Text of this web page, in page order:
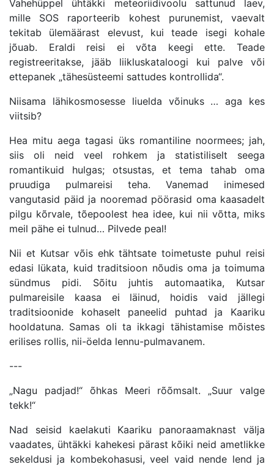
Vahehüppel ühtäkki meteoriidivoolu sattunud laev,
mille SOS raporteerib kohest purunemist, vaevalt
tekitab ülemäärast elevust, kui teade isegi kohale
jõuab. Eraldi reisi ei võta keegi ette. Teade
registreeritakse, jääb liikluskataloogi kui palve või
ettepanek „tähesüsteemi sattudes kontrollida“.
Niisama lähikosmosesse liuelda võinuks … aga kes
viitsib?
Hea mitu aega tagasi üks romantiline noormees; jah,
siis oli neid veel rohkem ja statistiliselt seega
romantikuid hulgas; otsustas, et tema tahab oma
pruudiga pulmareisi teha. Vanemad inimesed
vangutasid päid ja nooremad pöörasid oma kaasadelt
pilgu kõrvale, tõepoolest hea idee, kui nii võtta, miks
meil pähe ei tulnud… Pilvede peal!
Nii et Kutsar võis ehk tähtsate toimetuste puhul reisi
edasi lükata, kuid traditsioon nõudis oma ja toimuma
sündmus pidi. Sõitu juhtis automaatika, Kutsar
pulmareisile kaasa ei läinud, hoidis vaid jällegi
traditsioonide kohaselt paneelid puhtad ja Kaariku
hooldatuna. Samas oli ta ikkagi tähistamise mõistes
erilises rollis, nii-öelda lennu-pulmavanem.
---
„Nagu padjad!“ õhkas Meeri rõõmsalt. „Suur valge
tekk!“
Nad seisid kaelakuti Kaariku panoraamaknast välja
vaadates, ühtäkki kahekesi pärast kõiki neid ametlikke
sekeldusi ja kombekohasusi, veel vaid nende lend ja